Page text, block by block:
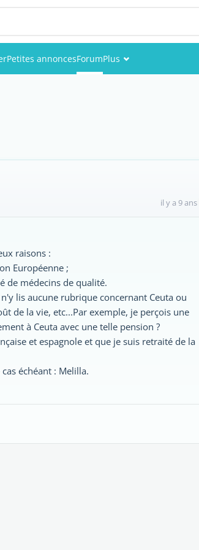
Petites annoncesForumPlus
il y a 9 ans
raisons :
Européenne ;
de médecins de qualité.
lis aucune rubrique concernant Ceuta ou
de la vie, etc...Par exemple, je perçois une
à Ceuta avec une telle pension ?
et espagnole et que je suis retraité de la
échéant : Melilla.